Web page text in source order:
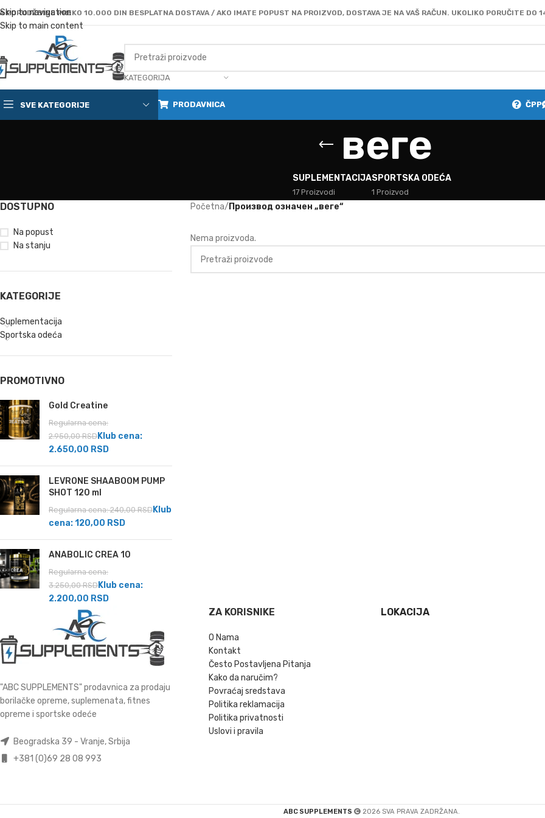
Skip to navigation
Skip to main content
PORUDŽBINE PREKO 10.000 DIN BESPLATNA DOSTAVA / AKO IMATE POPUST NA PROIZVOD, DOSTAVA JE NA VAŠ RAČUN. UKOLIKO PORUČITE DO
KATEGORIJA
SVE KATEGORIJE PRODAVNICA ČPP
веге
SUPLEMENTACIJA
17 Proizvodi
SPORTSKA ODEĆA
1 Proizvod
DOSTUPNO
Na popust
Na stanju
KATEGORIJE
Suplementacija
Sportska odeća
PROMOTIVNO
Gold Creatine
Regularna cena:
2.950,00RSD Klub cena:
2.650,00 RSD
LEVRONE SHAABOOM PUMP
SHOT 120 ml
Regularna cena:240,00RSD Klub
cena:120,00 RSD
ANABOLIC CREA 10
Regularna cena:
3.250,00RSD Klub cena:
2.200,00 RSD
Početna/ Производ oзначен „веге“
Nema proizvoda.
"ABC SUPPLEMENTS" prodavnica za prodaju
borilačke opreme, suplemenata, fitnes
opreme i sportske odeće
Beogradska 39 - Vranje, Srbija
+381 (0)69 28 08 993
ZA KORISNIKE
O Nama
Kontakt
Često Postavljena Pitanja
Kako da naručim?
Povraćaj sredstava
Politika reklamacija
Politika privatnosti
Uslovi i pravila
LOKACIJA
ABC SUPPLEMENTS 2026 SVA PRAVA ZADRŽANA.